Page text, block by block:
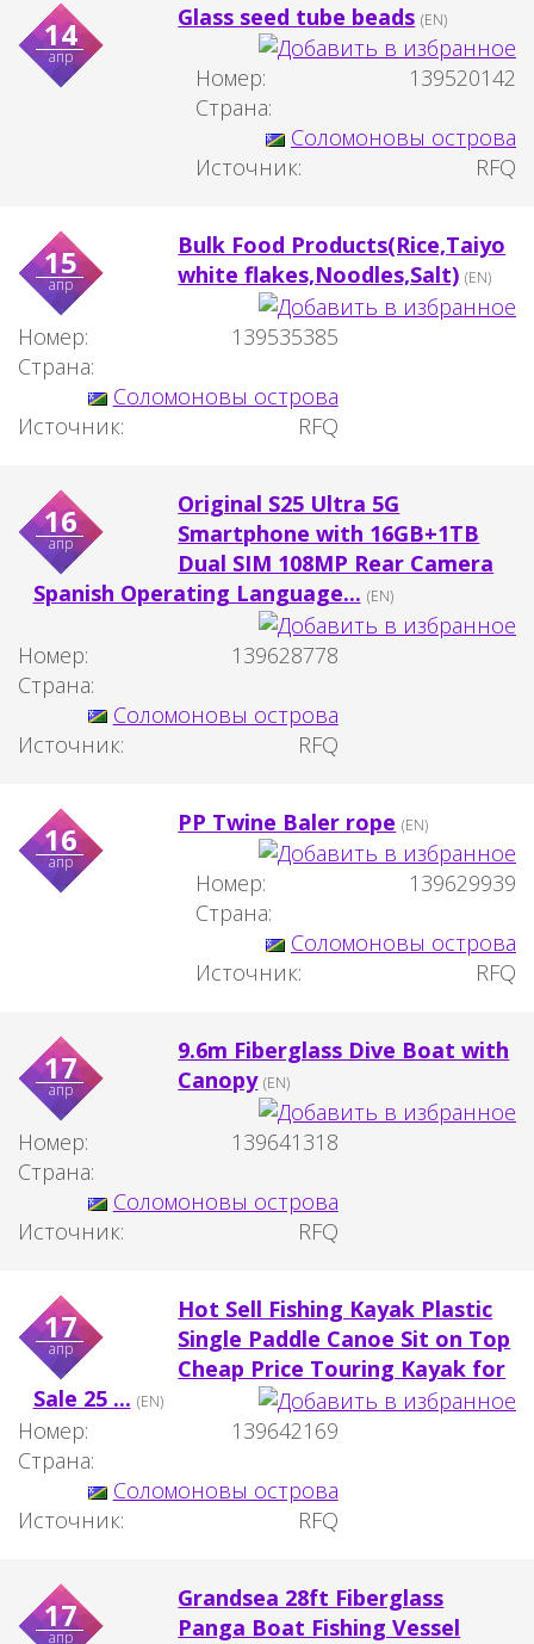
14
апр
Glass seed tube beads (EN)
Номер:
139520142
Страна:
Соломоновы острова
Источник:
RFQ
15
апр
Bulk Food Products(Rice,Taiyo
white flakes,Noodles,Salt) (EN)
Номер:
139535385
Страна:
Соломоновы острова
Источник:
RFQ
16
апр
Original S25 Ultra 5G
Smartphone with 16GB+1TB
Dual SIM 108MP Rear Camera
Spanish Operating Language... (EN)
Номер:
139628778
Страна:
Соломоновы острова
Источник:
RFQ
16
апр
PP Twine Baler rope (EN)
Номер:
139629939
Страна:
Соломоновы острова
Источник:
RFQ
17
апр
9.6m Fiberglass Dive Boat with
Canopy (EN)
Номер:
139641318
Страна:
Соломоновы острова
Источник:
RFQ
17
апр
Hot Sell Fishing Kayak Plastic
Single Paddle Canoe Sit on Top
Cheap Price Touring Kayak for
Sale 25 ... (EN)
Номер:
139642169
Страна:
Соломоновы острова
Источник:
RFQ
17
апр
Grandsea 28ft Fiberglass
Panga Boat Fishing Vessel